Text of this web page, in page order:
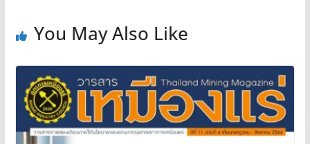
You May Also Like